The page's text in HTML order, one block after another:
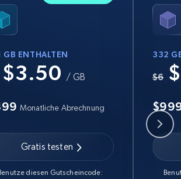
GB ENTHALTEN
$3.50 / GB
Monatliche Abrechnung
Gratis testen
diesen Gutscheincode:
332
$6